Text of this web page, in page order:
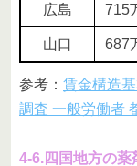
広島 715
山口 687
参考： 賃金構造
調査 一般労働者
4-6.四国地方の薬